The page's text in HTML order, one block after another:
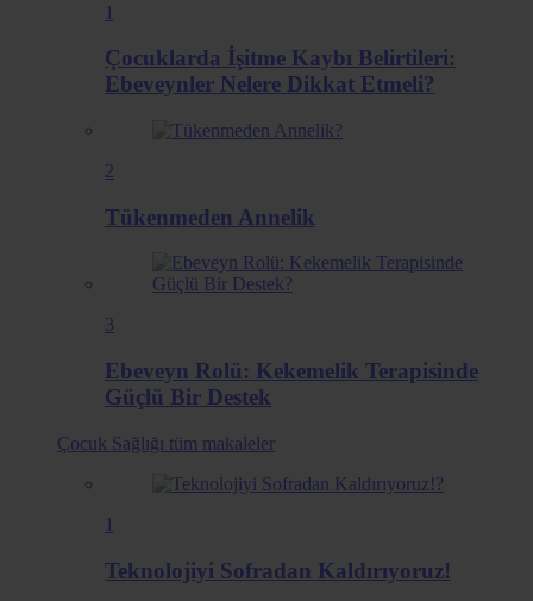
1
Çocuklarda İşitme Kaybı Belirtileri:
Ebeveynler Nelere Dikkat Etmeli?
2
Tükenmeden Annelik
3
Ebeveyn Rolü: Kekemelik Terapisinde
Güçlü Bir Destek
Çocuk Sağlığı tüm makaleler
1
Teknolojiyi Sofradan Kaldırıyoruz!